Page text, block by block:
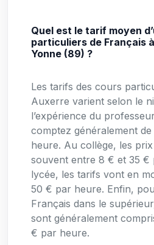
Quel est le tarif moyen
particuliers de Français
Yonne (89) ?
Les tarifs des cours
Auxerre varient selon le
l’expérience du
comptez généralement
heure. Au collège, les
souvent entre 8 € et 35 €
lycée, les tarifs vont en
50 € par heure. Enfin,
Français dans le
sont généralement
€ par heure.